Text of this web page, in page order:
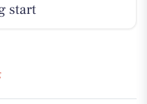
start